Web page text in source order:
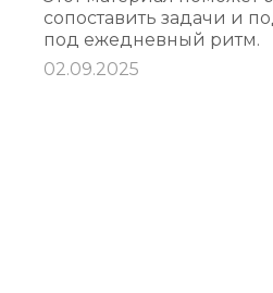
сопоставить задачи и
под ежедневный ритм.
02.09.2025